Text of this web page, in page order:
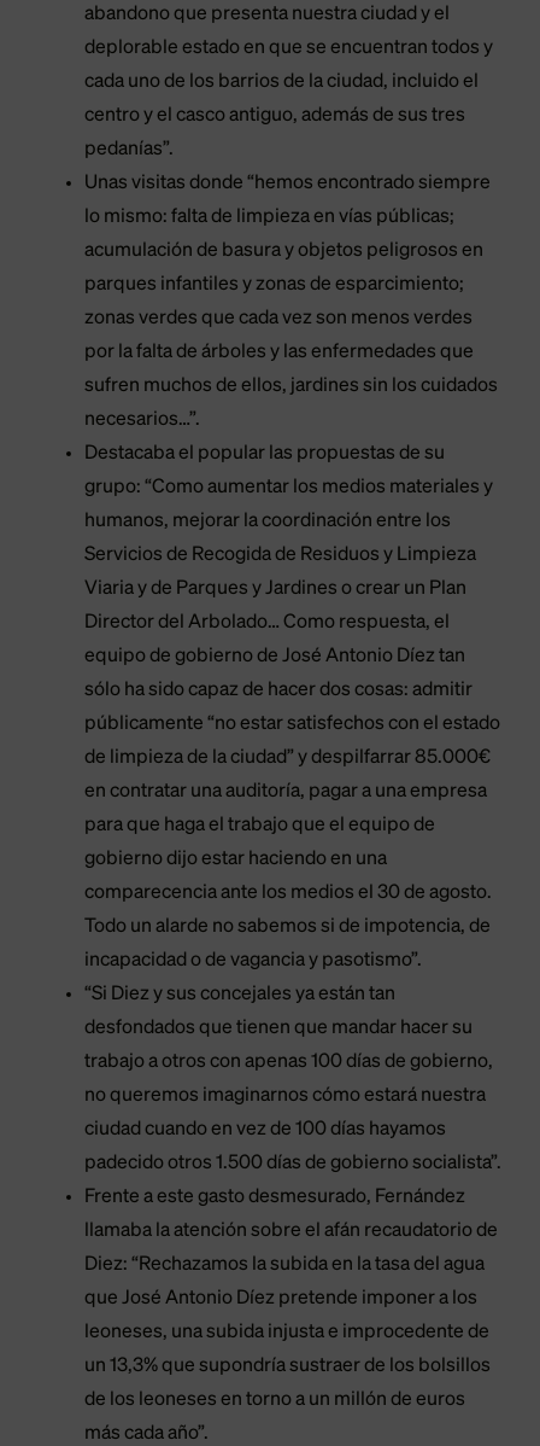
abandono que presenta nuestra ciudad y el
deplorable estado en que se encuentran todos y
cada uno de los barrios de la ciudad, incluido el
centro y el casco antiguo, además de sus tres
pedanías”.
Unas visitas donde “hemos encontrado siempre
lo mismo: falta de limpieza en vías públicas;
acumulación de basura y objetos peligrosos en
parques infantiles y zonas de esparcimiento;
zonas verdes que cada vez son menos verdes
por la falta de árboles y las enfermedades que
sufren muchos de ellos, jardines sin los cuidados
necesarios…”.
Destacaba el popular las propuestas de su
grupo: “Como aumentar los medios materiales y
humanos, mejorar la coordinación entre los
Servicios de Recogida de Residuos y Limpieza
Viaria y de Parques y Jardines o crear un Plan
Director del Arbolado… Como respuesta, el
equipo de gobierno de José Antonio Díez tan
sólo ha sido capaz de hacer dos cosas: admitir
públicamente “no estar satisfechos con el estado
de limpieza de la ciudad” y despilfarrar 85.000€
en contratar una auditoría, pagar a una empresa
para que haga el trabajo que el equipo de
gobierno dijo estar haciendo en una
comparecencia ante los medios el 30 de agosto.
Todo un alarde no sabemos si de impotencia, de
incapacidad o de vagancia y pasotismo”.
“Si Diez y sus concejales ya están tan
desfondados que tienen que mandar hacer su
trabajo a otros con apenas 100 días de gobierno,
no queremos imaginarnos cómo estará nuestra
ciudad cuando en vez de 100 días hayamos
padecido otros 1.500 días de gobierno socialista”.
Frente a este gasto desmesurado, Fernández
llamaba la atención sobre el afán recaudatorio de
Diez: “Rechazamos la subida en la tasa del agua
que José Antonio Díez pretende imponer a los
leoneses, una subida injusta e improcedente de
un 13,3% que supondría sustraer de los bolsillos
de los leoneses en torno a un millón de euros
más cada año”.